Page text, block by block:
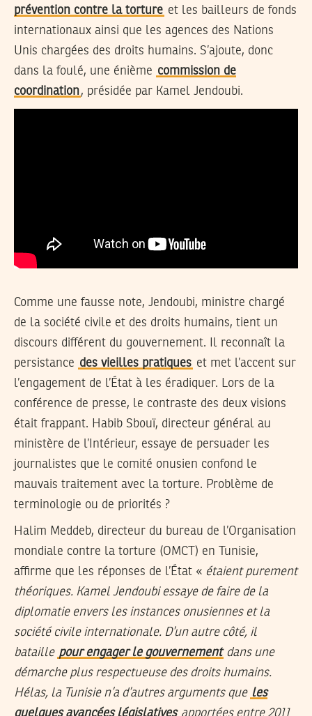
prévention contre la torture et les bailleurs de fonds
internationaux ainsi que les agences des Nations
Unis chargées des droits humains. S’ajoute, donc
dans la foulé, une énième commission de
coordination, présidée par Kamel Jendoubi.
Comme une fausse note, Jendoubi, ministre chargé
de la société civile et des droits humains, tient un
discours différent du gouvernement. Il reconnaît la
persistance des vieilles pratiques et met l’accent sur
l’engagement de l’État à les éradiquer. Lors de la
conférence de presse, le contraste des deux visions
était frappant. Habib Sbouï, directeur général au
ministère de l’Intérieur, essaye de persuader les
journalistes que le comité onusien confond le
mauvais traitement avec la torture. Problème de
terminologie ou de priorités ?
Halim Meddeb, directeur du bureau de l’Organisation
mondiale contre la torture (OMCT) en Tunisie,
affirme que les réponses de l’État « étaient purement
théoriques. Kamel Jendoubi essaye de faire de la
diplomatie envers les instances onusiennes et la
société civile internationale. D’un autre côté, il
bataille pour engager le gouvernementdans une
démarche plus respectueuse des droits humains.
Hélas, la Tunisie n’a d’autres arguments que les
quelques avancées législatives apportées entre 2011